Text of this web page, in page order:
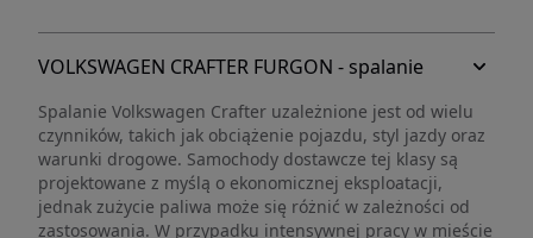
VOLKSWAGEN CRAFTER FURGON - spalanie
Spalanie Volkswagen Crafter uzależnione jest od wielu
czynników, takich jak obciążenie pojazdu, styl jazdy oraz
warunki drogowe. Samochody dostawcze tej klasy są
projektowane z myślą o ekonomicznej eksploatacji,
jednak zużycie paliwa może się różnić w zależności od
zastosowania. W przypadku intensywnej pracy w mieście